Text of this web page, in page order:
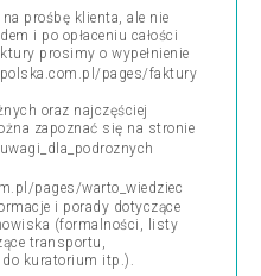
prośbę klienta, ale nie
i po opłaceniu całości
prosimy o wypełnienie
pages/faktury
oraz najczęściej
zapoznać się na stronie
pages/warto_wiedziec
i porady dotyczące
(formalności, listy
transportu,
do kuratorium itp.).